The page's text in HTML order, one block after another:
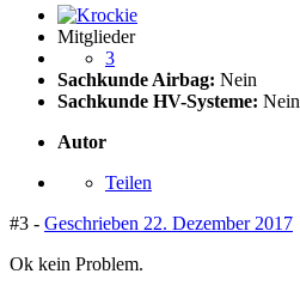
Mitglieder
3
Sachkunde Airbag: Nein
Sachkunde HV-Systeme: Nein
Autor
Teilen
#3 - Geschrieben 22. Dezember 2017
Ok kein Problem.